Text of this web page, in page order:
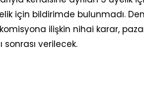
için bildirimde bulunmadı.
ilişkin nihai karar,
sonrası verilecek.